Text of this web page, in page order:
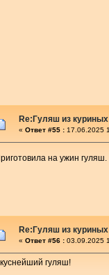
Re:Гуляш из
« Ответ #55 : 17.06.2025
на ужин
Re:Гуляш из
« Ответ #56 : 03.09.2025
гуляш!